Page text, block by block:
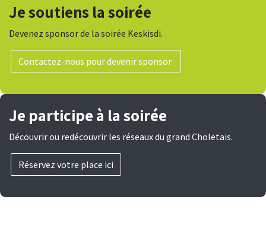
Je soutiens la soirée
Devenez sponsor de la soirée Keskisdi.
Contactez-nous pour devenir sponsor
Je participe à la soirée
Découvrir ou redécouvrir les réseaux du grand Choletais.
Réservez votre place ici